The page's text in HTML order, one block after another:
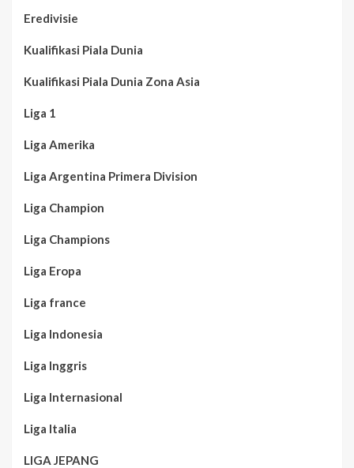
Eredivisie
Kualifikasi Piala Dunia
Kualifikasi Piala Dunia Zona Asia
Liga 1
Liga Amerika
Liga Argentina Primera Division
Liga Champion
Liga Champions
Liga Eropa
Liga france
Liga Indonesia
Liga Inggris
Liga Internasional
Liga Italia
LIGA JEPANG